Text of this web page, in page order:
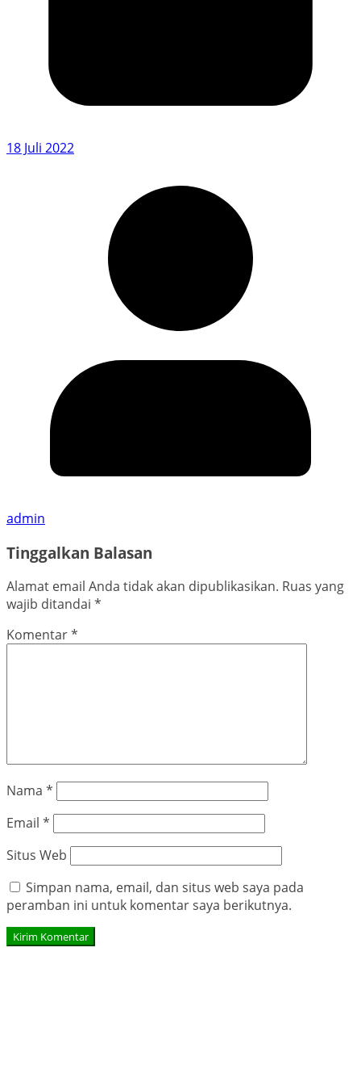
18 Juli 2022
admin
Tinggalkan Balasan
Alamat email Anda tidak akan dipublikasikan. Ruas yang
wajib ditandai *
Komentar*
Nama *
Email *
Situs Web
Simpan nama, email, dan situs web saya pada
peramban ini untuk komentar saya berikutnya.